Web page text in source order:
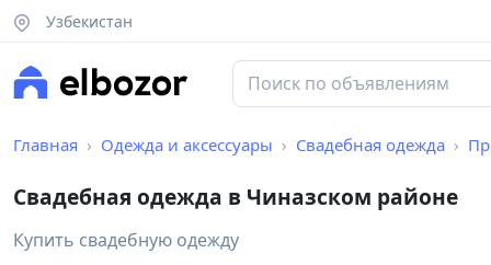
Узбекистан
Главная Одежда и аксессуары Свадебная одежда
Свадебная одежда в Чиназском районе
Купить свадебную одежду